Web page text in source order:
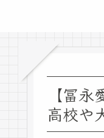
【冨
高校や